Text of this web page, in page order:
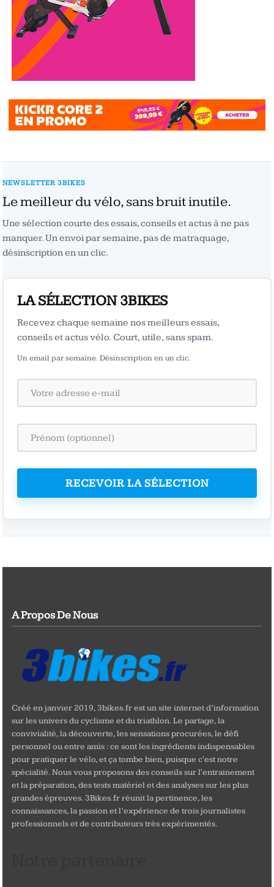
NEWSLETTER 3BIKES
Le meilleur du vélo, sans bruit inutile.
Une sélection courte des essais, conseils et actus à ne pas
manquer. Un envoi par semaine, pas de matraquage,
désinscription en un clic.
LA SÉLECTION 3BIKES
Recevez chaque semaine nos meilleurs essais,
conseils et actus vélo. Court, utile, sans spam.
Un email par semaine. Désinscription en un clic.
RECEVOIR LA SÉLECTION
A Propos De Nous
Créé en janvier 2019, 3bikes.fr est un site internet d’information
sur les univers du cyclisme et du triathlon. Le partage, la
convivialité, la découverte, les sensations procurées, le défi
personnel ou entre amis : ce sont les ingrédients indispensables
pour pratiquer le vélo, et ça tombe bien, puisque c'est notre
spécialité. Nous vous proposons des conseils sur l'entrainement
et la préparation, des tests matériel et des analyses sur les plus
grandes épreuves. 3Bikes.fr réunit la pertinence, les
connaissances, la passion et l’expérience de trois journalistes
professionnels et de contributeurs très expérimentés.